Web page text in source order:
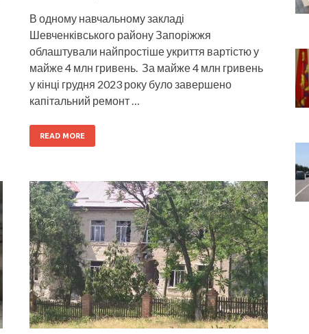
В одному навчальному закладі
Шевченківського району Запоріжжя
облаштували найпростіше укриття вартістю у
майже 4 млн гривень. За майже 4 млн гривень
у кінці грудня 2023 року було завершено
капітальний ремонт …
READ MORE